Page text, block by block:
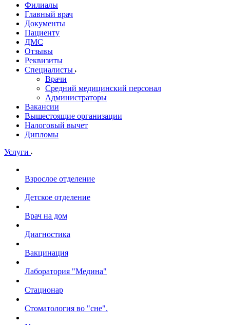
Филиалы
Главный врач
Документы
Пациенту
ДМС
Отзывы
Реквизиты
Специалисты
Врачи
Средний медицинский персонал
Администраторы
Вакансии
Вышестоящие организации
Налоговый вычет
Дипломы
Услуги
Взрослое отделение
Детское отделение
Врач на дом
Диагностика
Вакцинация
Лаборатория "Медина"
Стационар
Стоматология во "сне".